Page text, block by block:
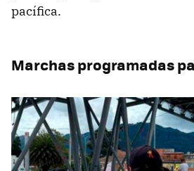
pacífica.
Marchas programadas